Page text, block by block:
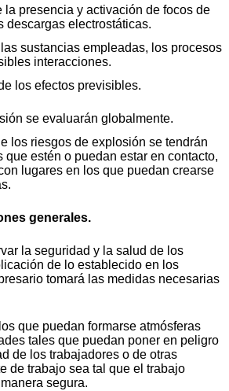
la presencia y activación de focos de
descargas electrostáticas.
sustancias empleadas, los procesos
interacciones.
los efectos previsibles.
se evaluarán globalmente.
los riesgos de explosión se tendrán
que estén o puedan estar en contacto,
lugares en los que puedan crearse
generales.
la seguridad y la salud de los
de lo establecido en los
tomará las medidas necesarias
que puedan formarse atmósferas
tales que puedan poner en peligro
de los trabajadores o de otras
de trabajo sea tal que el trabajo
segura.